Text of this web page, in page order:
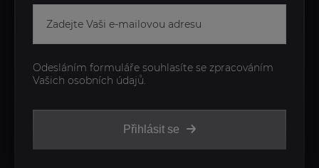
Přihlásit se
Odesláním formuláře souhlasíte se zpracováním
Vašich osobních údajů.